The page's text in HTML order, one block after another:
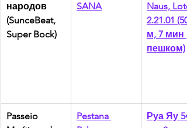
народов
(SunceBeat,
Super Bock)
SANA
Naus,
2.21.01
м, 7 мин
пешком)
Passeio
Pestana
Руа Яу